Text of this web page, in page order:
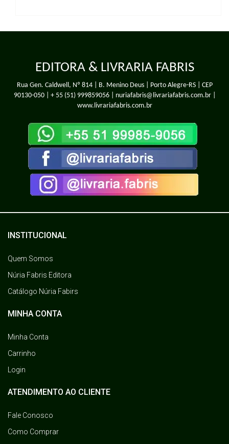
EDITORA & LIVRARIA FABRIS
Rua Gen. Caldwell, Nº 814 | B. Menino Deus | Porto Alegre-RS | CEP
90130-050 | + 55 (51) 999859056| nuriafabris@livrariafabris.com.br |
www.livrariafabris.com.br
INSTITUCIONAL
Quem Somos
Núria Fabris Editora
Catálogo Núria Fabirs
MINHA CONTA
Minha Conta
Carrinho
Login
ATENDIMENTO AO CLIENTE
Fale Conosco
Como Comprar